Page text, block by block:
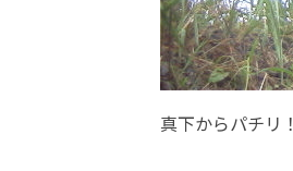
真下からパチリ！